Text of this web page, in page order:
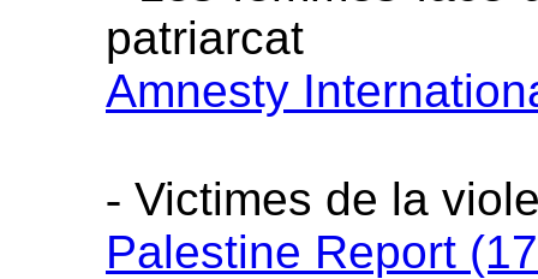
patriarcat
Amnesty
- Victimes de la
Palestine Report